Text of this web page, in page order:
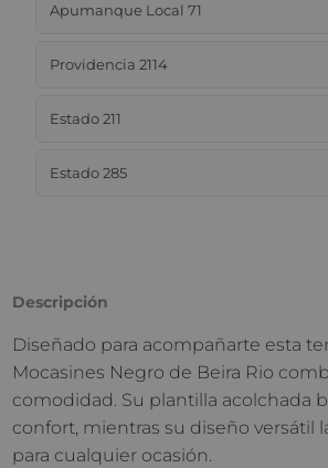
Apumanque Local 71
Providencia 2114
Estado 211
Estado 285
Descripción
Diseñado para acompañarte esta
Mocasines Negro de Beira Rio
comodidad. Su plantilla acolchada
confort, mientras su diseño versátil
para cualquier ocasión.